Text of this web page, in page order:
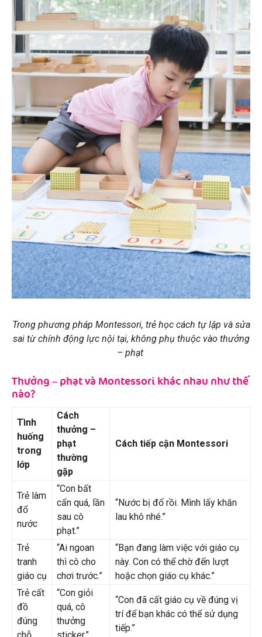
Trong phương pháp Montessori, trẻ học cách tự lập và sửa
sai từ chính động lực nội tại, không phụ thuộc vào thưởng
– phạt
Thưởng – phạt và Montessori khác nhau như thế
nào?
Tình
huống
trong
lớp
Cách
thưởng –
phạt
thường
gặp
Cách tiếp cận Montessori
Trẻ làm
đổ
nước
“Con bất
cẩn quá, lần
sau cô
phạt.”
“Nước bị đổ rồi. Mình lấy khăn
lau khô nhé.”
Trẻ
tranh
giáo cụ
“Ai ngoan
thì cô cho
chơi trước.”
“Bạn đang làm việc với giáo cụ
này. Con có thể chờ đến lượt
hoặc chọn giáo cụ khác.”
Trẻ cất
đồ
đúng
“Con giỏi
quá, cô
thưởng
“Con đã cất giáo cụ về đúng vị
trí để bạn khác có thể sử dụng
tiếp.”